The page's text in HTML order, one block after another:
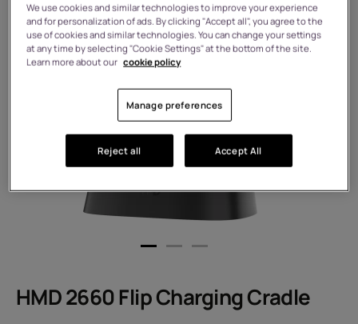
Accessoires
Offres
HMD 2660 Flip Charging Cradle
We use cookies and similar technologies to improve your experience
and for personalization of ads. By clicking "Accept all", you agree to the
use of cookies and similar technologies. You can change your settings
at any time by selecting "Cookie Settings" at the bottom of the site.
Learn more about our cookie policy
Manage preferences
Reject all Accept All